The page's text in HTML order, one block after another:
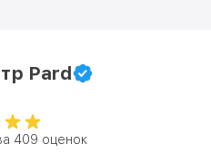
Pard
409 оценок